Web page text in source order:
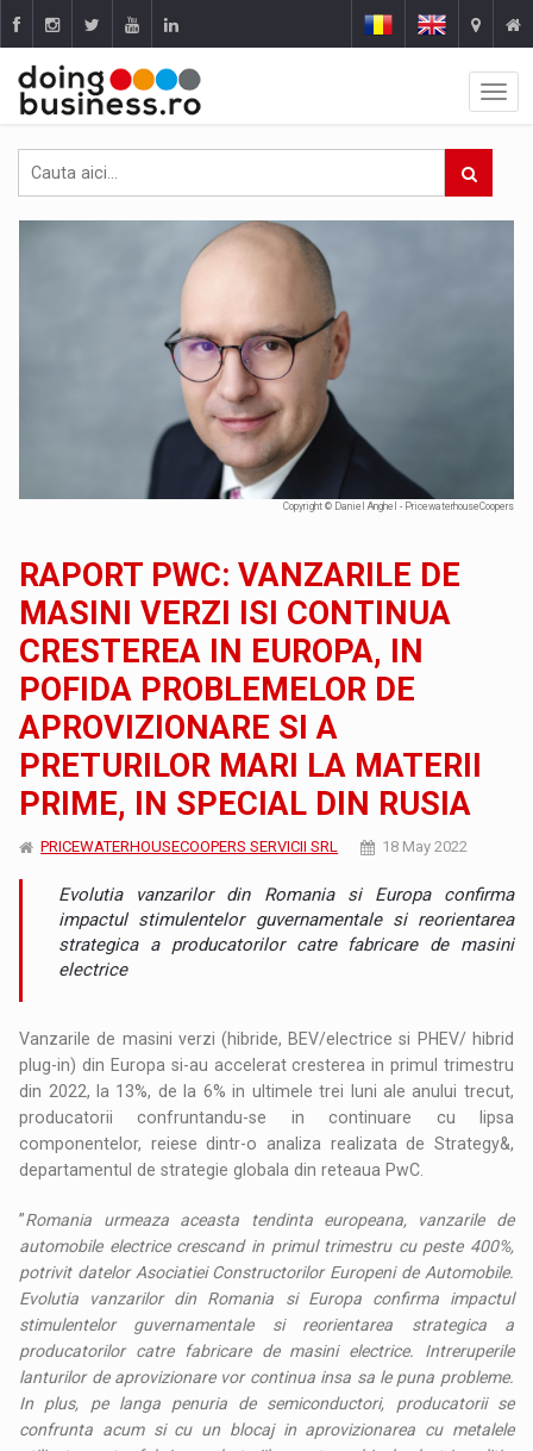
Copyright © Daniel Anghel - PricewaterhouseCoopers
RAPORT PWC: VANZARILE DE
MASINI VERZI ISI CONTINUA
CRESTEREA IN EUROPA, IN
POFIDA PROBLEMELOR DE
APROVIZIONARE SI A
PRETURILOR MARI LA MATERII
PRIME, IN SPECIAL DIN RUSIA
PRICEWATERHOUSECOOPERS SERVICII SRL 18 May 2022
Evolutia vanzarilor din Romania si Europa confirma
impactul stimulentelor guvernamentale si reorientarea
strategica a producatorilor catre fabricare de masini
electrice
Vanzarile de masini verzi (hibride, BEV/electrice si PHEV/ hibrid
plug-in) din Europa si-au accelerat cresterea in primul trimestru
din 2022, la 13%, de la 6% in ultimele trei luni ale anului trecut,
producatorii confruntandu-se in continuare cu lipsa
componentelor, reiese dintr-o analiza realizata de Strategy&,
departamentul de strategie globala din reteaua PwC.
”Romania urmeaza aceasta tendinta europeana, vanzarile de
automobile electrice crescand in primul trimestru cu peste 400%,
potrivit datelor Asociatiei Constructorilor Europeni de Automobile.
Evolutia vanzarilor din Romania si Europa confirma impactul
stimulentelor guvernamentale si reorientarea strategica a
producatorilor catre fabricare de masini electrice. Intreruperile
lanturilor de aprovizionare vor continua insa sa le puna probleme.
In plus, pe langa penuria de semiconductori, producatorii se
confrunta acum si cu un blocaj in aprovizionarea cu metalele